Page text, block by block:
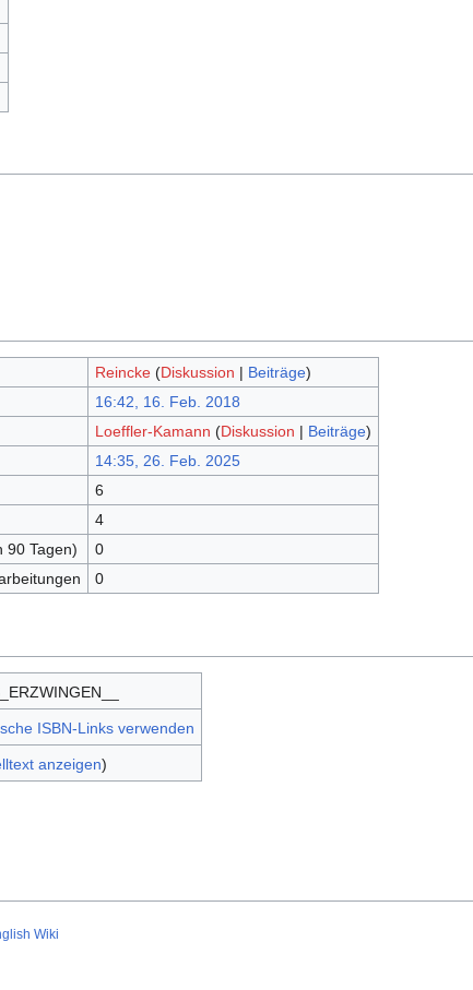
Reincke (Diskussion | Beiträge)
16:42, 16. Feb. 2018
Loeffler-Kamann (Diskussion | Beiträge)
14:35, 26. Feb. 2025
6
4
90 Tagen)
0
0
ISBN-Links verwenden
anzeigen)
Wiki